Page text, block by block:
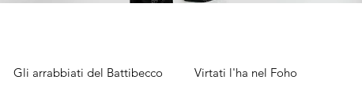
Gli arrabbiati del Battibecco Virtati l'ha nel Foho